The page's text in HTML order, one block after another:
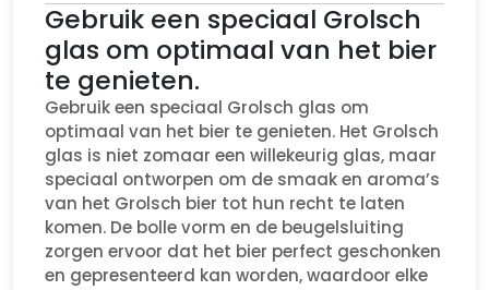
Gebruik een speciaal Grolsch
glas om optimaal van het bier
te genieten.
Gebruik een speciaal Grolsch glas om
optimaal van het bier te genieten. Het Grolsch
glas is niet zomaar een willekeurig glas, maar
speciaal ontworpen om de smaak en aroma’s
van het Grolsch bier tot hun recht te laten
komen. De bolle vorm en de beugelsluiting
zorgen ervoor dat het bier perfect geschonken
en gepresenteerd kan worden, waardoor elke